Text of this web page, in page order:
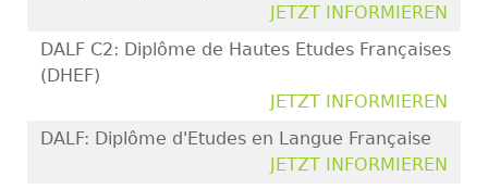
JETZT INFORMIEREN
DALF C2: Diplôme de Hautes Etudes Françaises
(DHEF)
JETZT INFORMIEREN
DALF: Diplôme d'Etudes en Langue Française
JETZT INFORMIEREN